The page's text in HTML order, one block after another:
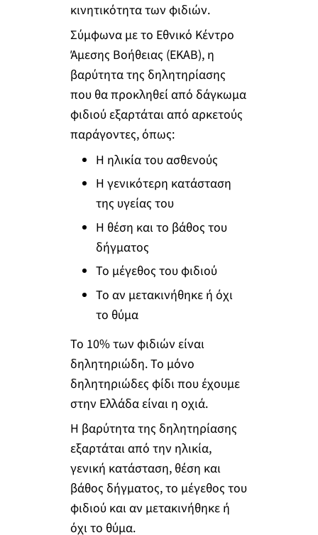
κινητικότητα των φιδιών.
Σύμφωνα με το Εθνικό Κέντρο
Άμεσης Βοήθειας (ΕΚΑΒ), η
βαρύτητα της δηλητηρίασης
που θα προκληθεί από δάγκωμα
φιδιού εξαρτάται από αρκετούς
παράγοντες, όπως:
Η ηλικία του ασθενούς
Η γενικότερη κατάσταση
της υγείας του
Η θέση και το βάθος του
δήγματος
Το μέγεθος του φιδιού
Το αν μετακινήθηκε ή όχι
το θύμα
Το 10% των φιδιών είναι
δηλητηριώδη. Το μόνο
δηλητηριώδες φίδι που έχουμε
στην Ελλάδα είναι η οχιά.
Η βαρύτητα της δηλητηρίασης
εξαρτάται από την ηλικία,
γενική κατάσταση, θέση και
βάθος δήγματος, το μέγεθος του
φιδιού και αν μετακινήθηκε ή
όχι το θύμα.